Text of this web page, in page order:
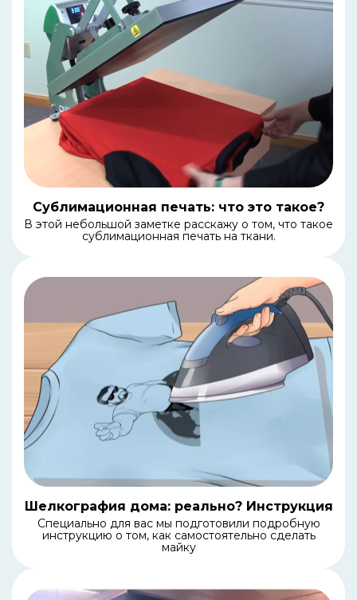
Сублимационная печать: что это такое?
В этой небольшой заметке расскажу о том, что такое
сублимационная печать на ткани.
Шелкография дома: реально? Инструкция
Специально для вас мы подготовили подробную
инструкцию о том, как самостоятельно сделать
майку